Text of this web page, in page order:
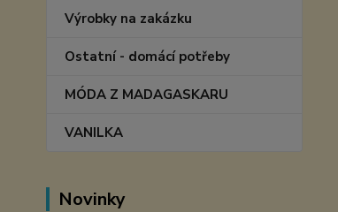
Výrobky na zakázku
Ostatní - domácí potřeby
MÓDA Z MADAGASKARU
VANILKA
Novinky